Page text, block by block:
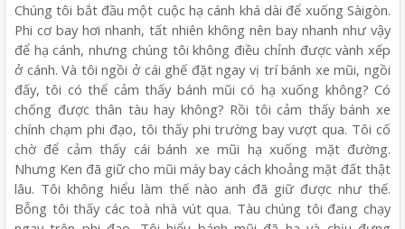
Chúng tôi bắt đầu một cuộc hạ cánh khá dài để xuống Sàigòn.
Phi cơ bay hơi nhanh, tất nhiên không nên bay nhanh như vậy
để hạ cánh, nhưng chúng tôi không điều chỉnh được vành xếp
ở cánh. Và tôi ngồi ở cái ghế đặt ngay vị trí bánh xe mũi, ngồi
đấy, tôi có thể cảm thấy bánh mũi có hạ xuống không? Có
chống được thân tàu hay không? Rồi tôi cảm thấy bánh xe
chính chạm phi đạo, tôi thấy phi trường bay vượt qua. Tôi cố
chờ để cảm thấy cái bánh xe mũi hạ xuống mặt đường.
Nhưng Ken đã giữ cho mũi máy bay cách khoảng mặt đất thật
lâu. Tôi không hiểu làm thế nào anh đã giữ được như thế.
Bỗng tôi thấy các toà nhà vút qua. Tàu chúng tôi đang chạy